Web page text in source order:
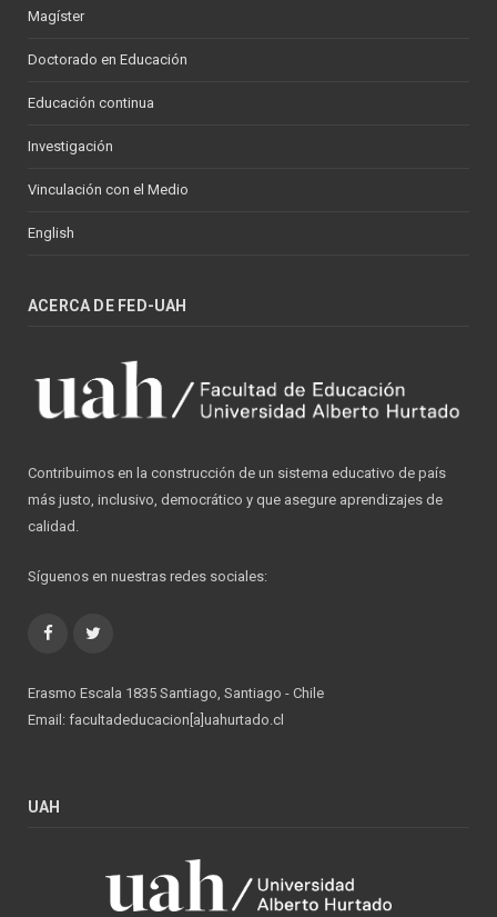
Magíster
Doctorado en Educación
Educación continua
Investigación
Vinculación con el Medio
English
ACERCA DE FED-UAH
Contribuimos en la construcción de un sistema educativo de país
más justo, inclusivo, democrático y que asegure aprendizajes de
calidad.
Síguenos en nuestras redes sociales:
Facebook
Erasmo Escala 1835 Santiago, Santiago - Chile
Email: facultadeducacion[a]uahurtado.cl
UAH